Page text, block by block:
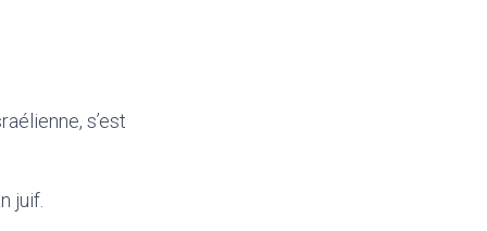
s’est
juif.